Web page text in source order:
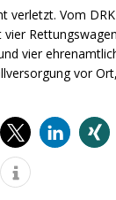
verletzt. Vom
vier
vor